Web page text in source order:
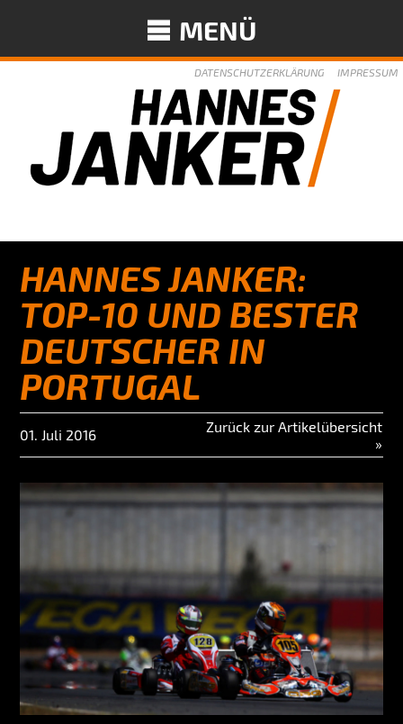
MENÜ
DATENSCHUTZERKLÄRUNG IMPRESSUM
HANNES JANKER:
TOP-10 UND BESTER
DEUTSCHER IN
PORTUGAL
01. Juli 2016
Zurück zur Artikelübersicht
»